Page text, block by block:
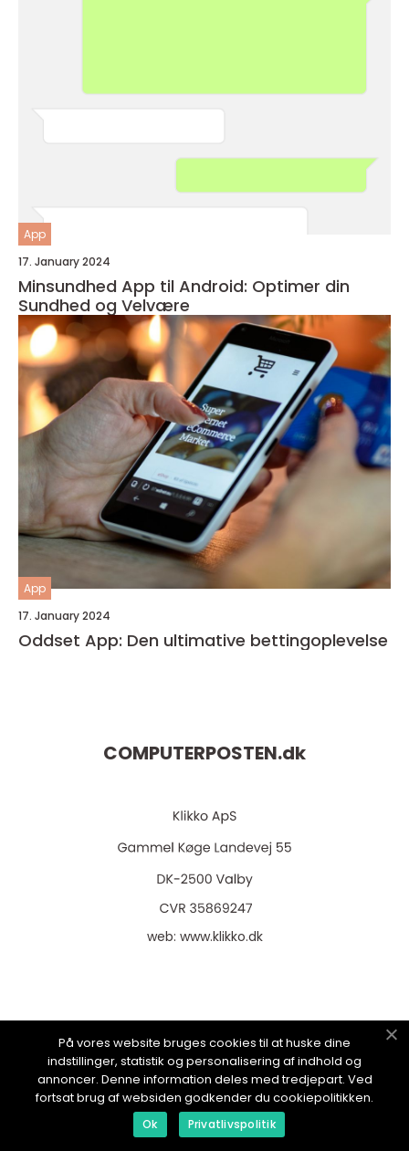
App
17. January 2024
Minsundhed App til Android: Optimer din
Sundhed og Velvære
App
17. January 2024
Oddset App: Den ultimative bettingoplevelse
COMPUTERPOSTEN.dk
web: www.klikko.dk
Menu
Annoncering
Om os
På vores website bruges cookies til at huske dine
indstillinger, statistik og personalisering af indhold og
annoncer. Denne information deles med tredjepart. Ved
fortsat brug af websiden godkender du cookiepolitikken.
Ok Privatlivspolitik